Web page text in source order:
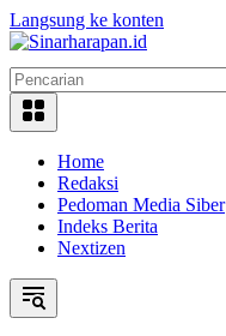
Langsung ke konten
Home
Redaksi
Pedoman Media Siber
Indeks Berita
Nextizen